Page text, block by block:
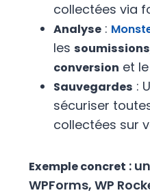
collectées via
Analyse:
les soumissions
conversion et le
Sauvegardes :
sécuriser
collectées sur
Exemple concret :
WPForms, WP